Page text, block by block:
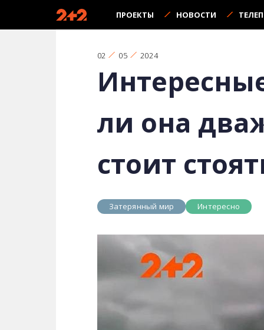
ПРОЕКТЫ НОВОСТИ
02 05 2024
ли она
стоит
Затерянный мир Интересно